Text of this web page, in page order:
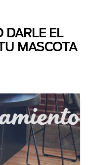
DARLE EL
MASCOTA